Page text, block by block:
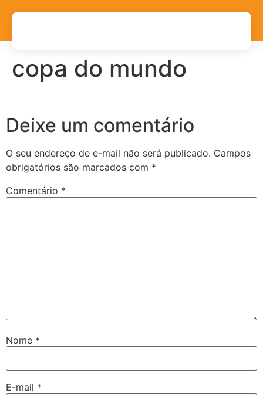
copa do mundo
Deixe um comentário
O seu endereço de e-mail não será publicado. Campos
obrigatórios são marcados com *
Comentário *
Nome *
E-mail *